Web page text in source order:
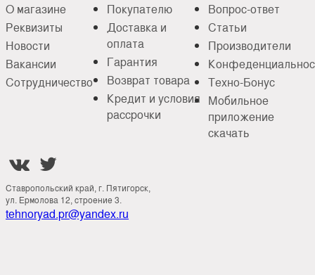
О магазине
Реквизиты
Новости
Вакансии
Сотрудничество
Покупателю
Доставка и
оплата
Гарантия
Возврат товара
Кредит и условия
рассрочки
Вопрос-ответ
Статьи
Производители
Техно-Бонус
Мобильное
приложение
скачать
 
Ставропольский край, г. Пятигорск,
ул. Ермолова 12, строение 3.
tehnoryad.pr@yandex.ru